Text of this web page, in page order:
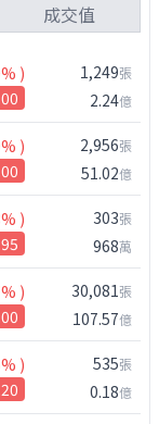
成交值
) 1,249張
2.24億
) 2,956張
51.02億
) 303張
968萬
) 30,081張
107.57億
) 535張
0.18億